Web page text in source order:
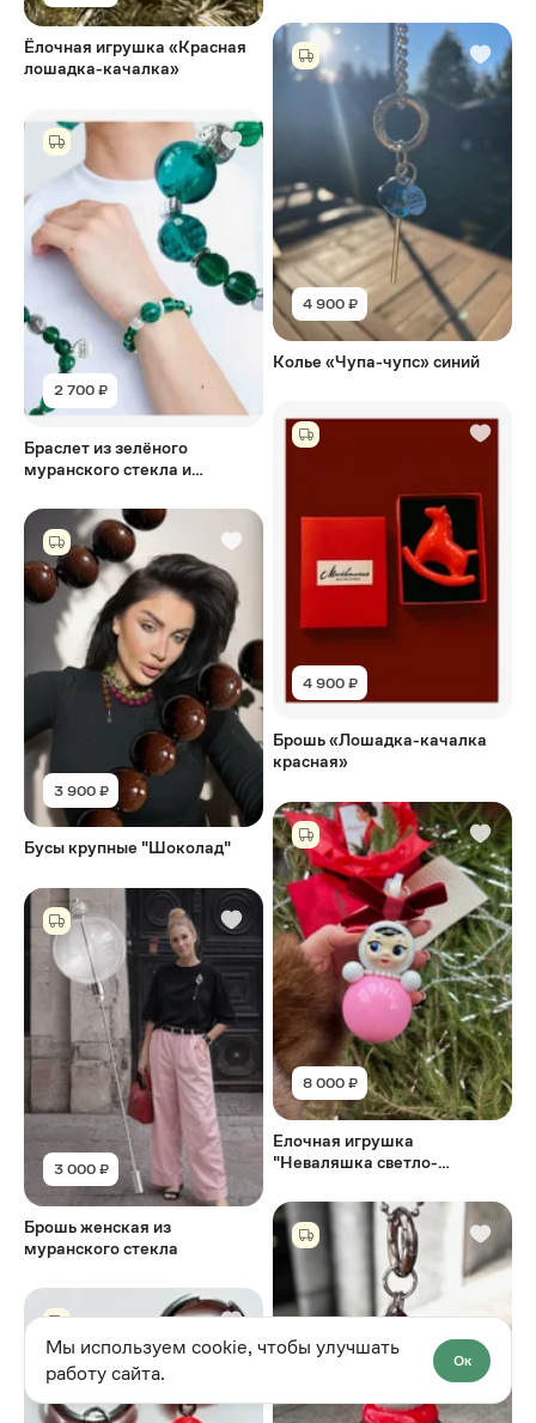
Ёлочная игрушка «Красная
лошадка-качалка»
2 700 ₽
Браслет из зелёного
муранского стекла и
3 900 ₽
Бусы крупные "Шоколад"
3 000 ₽
Брошь женская из
муранского стекла
4 900 ₽
Колье «Чупа-чупс» синий
4 900 ₽
Брошь «Лошадка-качалка
красная»
8 000 ₽
Елочная игрушка
"Неваляшка светло-
Мы используем cookie, чтобы улучшать
работу сайта.
Ок